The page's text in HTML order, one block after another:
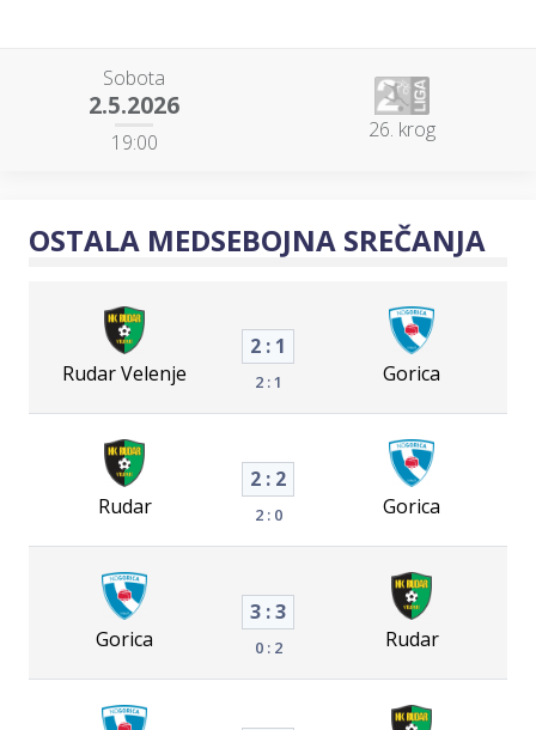
Sobota
2.5.2026
19:00 26. krog
OSTALA MEDSEBOJNA SREČANJA
Rudar Velenje
2 : 1
2 : 1 Gorica
Rudar
2 : 2
2 : 0 Gorica
Gorica
3 : 3
0 : 2 Rudar